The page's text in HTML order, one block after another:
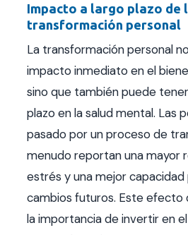
Impacto a largo plazo de
transformación personal
La transformación personal
impacto inmediato en el
sino que también puede
plazo en la salud mental. Las
pasado por un proceso de
menudo reportan una mayor
estrés y una mejor
cambios futuros. Este efecto
la importancia de invertir en